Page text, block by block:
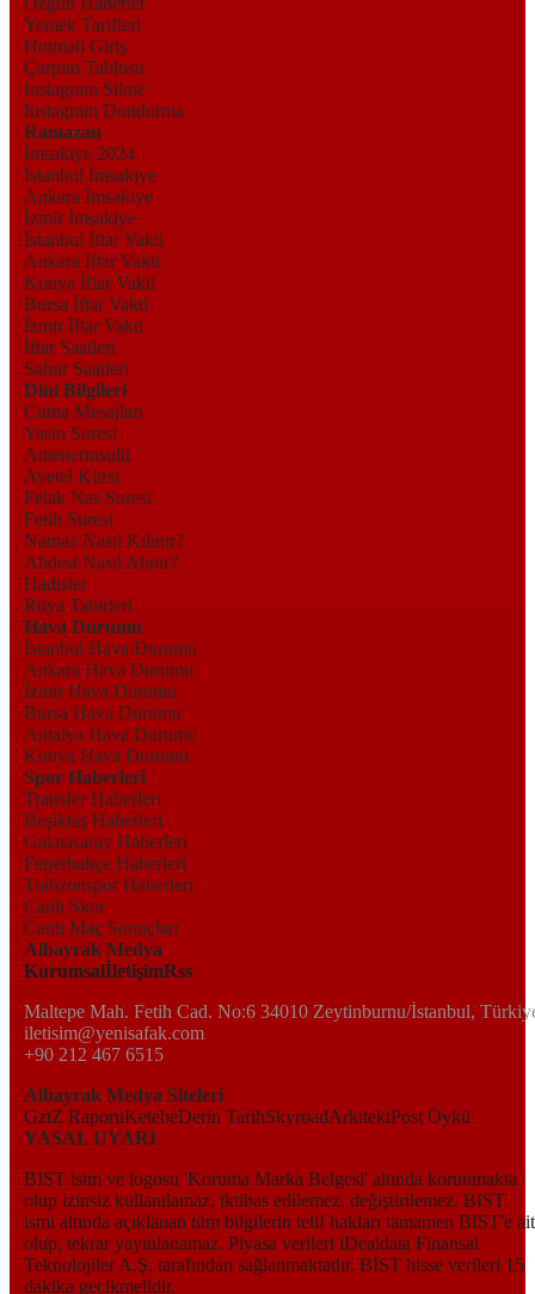
Yemek Tarifleri
Hotmail Giriş
Çarpım Tablosu
Instagram Silme
Instagram Dondurma
Ramazan
İmsakiye 2024
İstanbul İmsakiye
Ankara İmsakiye
İzmir İmsakiye
İstanbul İftar Vakti
Ankara İftar Vakti
Konya İftar Vakti
Bursa İftar Vakti
İzmir İftar Vakti
İftar Saatleri
Sahur Saatleri
Dini Bilgileri
Cuma Mesajları
Yasin Suresi
Amenerrasulü
Ayetel Kürsi
Felak Nas Suresi
Fetih Suresi
Namaz Nasıl Kılınır?
Abdest Nasıl Alınır?
Hadisler
Rüya Tabirleri
Hava Durumu
İstanbul Hava Durumu
Ankara Hava Durumu
İzmir Hava Durumu
Bursa Hava Durumu
Antalya Hava Durumu
Konya Hava Durumu
Spor Haberleri
Transfer Haberleri
Beşiktaş Haberleri
Galatasaray Haberleri
Fenerbahçe Haberleri
Trabzonspor Haberleri
Canlı Skor
Canlı Maç Sonuçları
Albayrak Medya
KurumsalİletişimRss
Maltepe Mah. Fetih Cad. No:6 34010 Zeytinburnu/İstanbul,
iletisim@yenisafak.com
+90 212 467 6515
Albayrak Medya Siteleri
GztZ RaporuKetebeDerin TarihSkyroadArkitektPost Öykü
YASAL UYARI
BIST isim ve logosu 'Koruma Marka Belgesi' altında korunmakta
olup izinsiz kullanılamaz, iktibas edilemez, değiştirilemez. BIST
ismi altında açıklanan tüm bilgilerin telif hakları tamamen BIST'e ait
olup, tekrar yayınlanamaz. Piyasa verileri iDealdata Finansal
Teknolojiler A.Ş. tarafından sağlanmaktadır. BİST hisse verileri 15
dakika gecikmelidir.